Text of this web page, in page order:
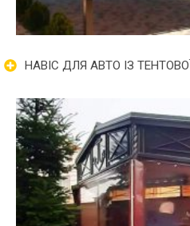
НАВІС ДЛЯ АВТО ІЗ